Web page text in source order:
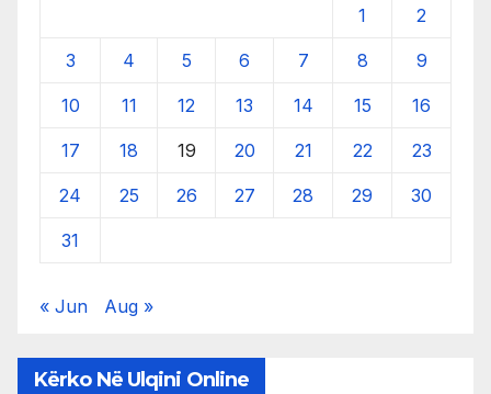
1 2
3 4 5 6 7 8 9
10 11 12 13 14 15 16
17 18 19 20 21 22 23
24 25 26 27 28 29 30
31
« Jun Aug »
Kërko Në Ulqini Online